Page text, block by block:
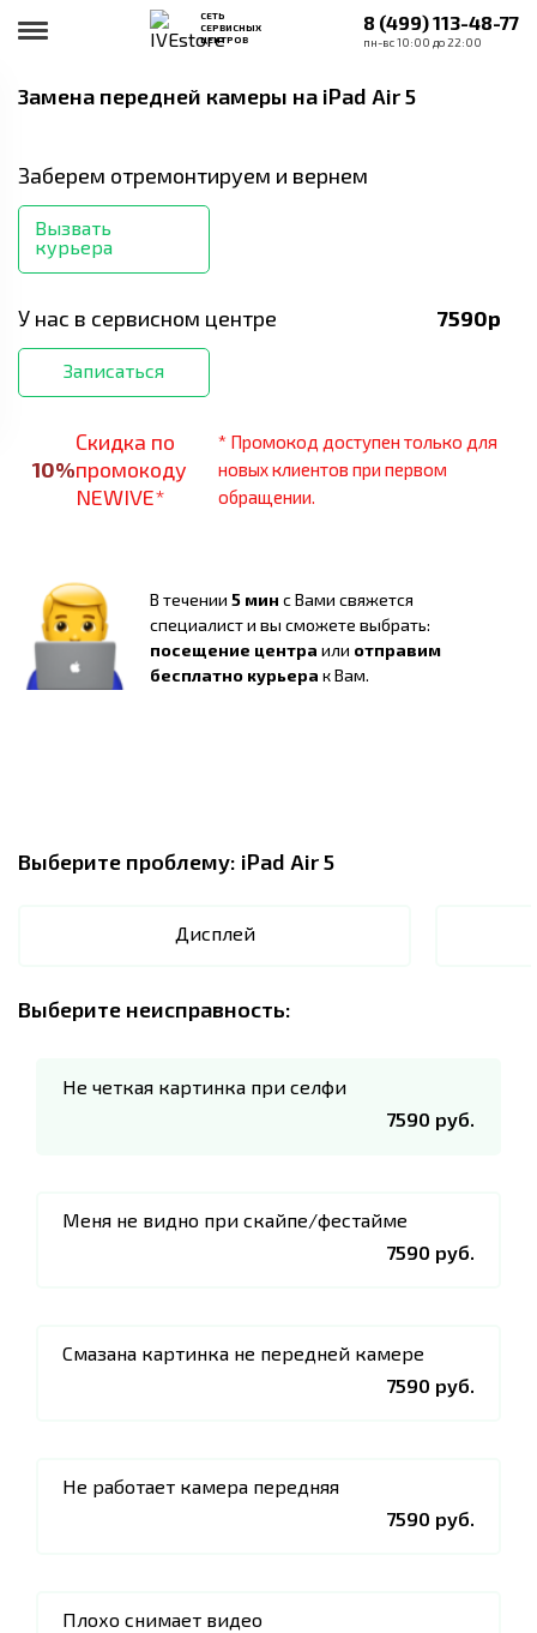
СЕТЬ
СЕРВИСНЫХ
ЦЕНТРОВ
8 (499) 113-48-77
пн-вс 10:00 до 22:00
Замена передней камеры на iPad Air 5
Заберем отремонтируем и вернем
Вызвать
курьера
У нас в сервисном центре 7590р
Записаться
10%
Скидка по
промокоду
NEWIVE*
* Промокод доступен только для
новых клиентов при первом
обращении.
В течении 5 мин с Вами свяжется
специалист и вы сможете выбрать:
посещение центра или отправим
бесплатно курьера к Вам.
Выберите проблему: iPad Air 5
Дисплей
Выберите неисправность:
Не четкая картинка при селфи
7590 руб.
Меня не видно при скайпе/фестайме
7590 руб.
Смазана картинка не передней камере
7590 руб.
Не работает камера передняя
7590 руб.
Плохо снимает видео